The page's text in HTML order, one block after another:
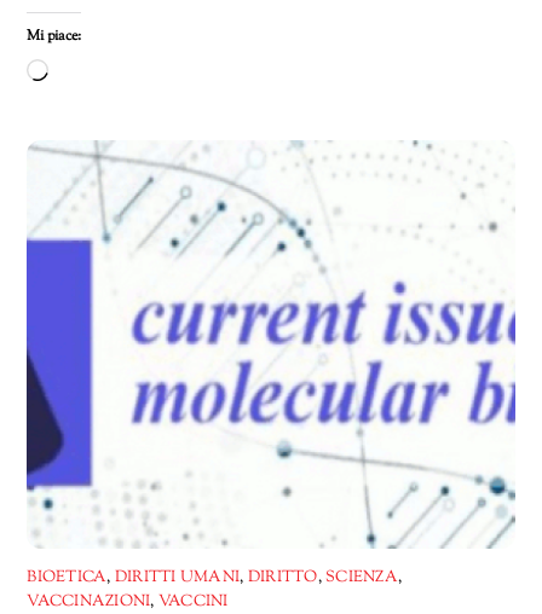
Mi piace:
Caricamento
corso…
BIOETICA, DIRITTI UMANI, DIRITTO,SCIENZA,
VACCINAZIONI, VACCINI